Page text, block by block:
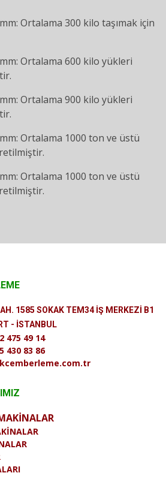
Ortalama 300 kilo taşımak için
Ortalama 600 kilo yükleri
Ortalama 900 kilo yükleri
Ortalama 1000 ton ve üstü
Ortalama 1000 ton ve üstü
1585 SOKAK TEM34 İŞ MERKEZİ B1
- İSTANBUL
475 49 14
430 83 86